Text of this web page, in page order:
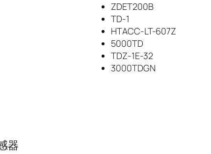
ZDET200B
TD-1
HTACC-LT-607Z
5000TD
TDZ-1E-32
3000TDGN
器